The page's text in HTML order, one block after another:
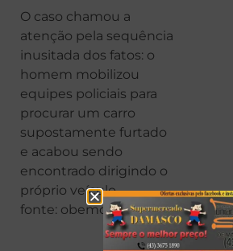
O caso chamou a
atenção pela sequência
inusitada dos fatos: o
homem mobilizou
equipes policiais para
procurar um carro
supostamente furtado
e acabou sendo
encontrado dirigindo o
próprio veículo.
fonte: obemdito